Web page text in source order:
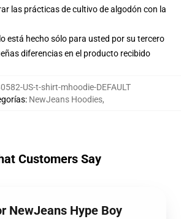
las prácticas de cultivo de algodón con la
está hecho sólo para usted por su tercero
diferencias en el producto recibido
US-t-shirt-mhoodie-DEFAULT
: NewJeans Hoodies,
Customers Say
NewJeans Hype Boy